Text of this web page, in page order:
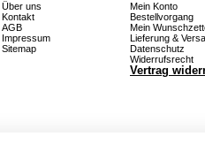
Über uns
Kontakt
AGB
Impressum
Sitemap
Mein Konto
Bestellvorgang
Mein
Lieferung &
Datenschutz
Widerrufsrecht
Vertrag